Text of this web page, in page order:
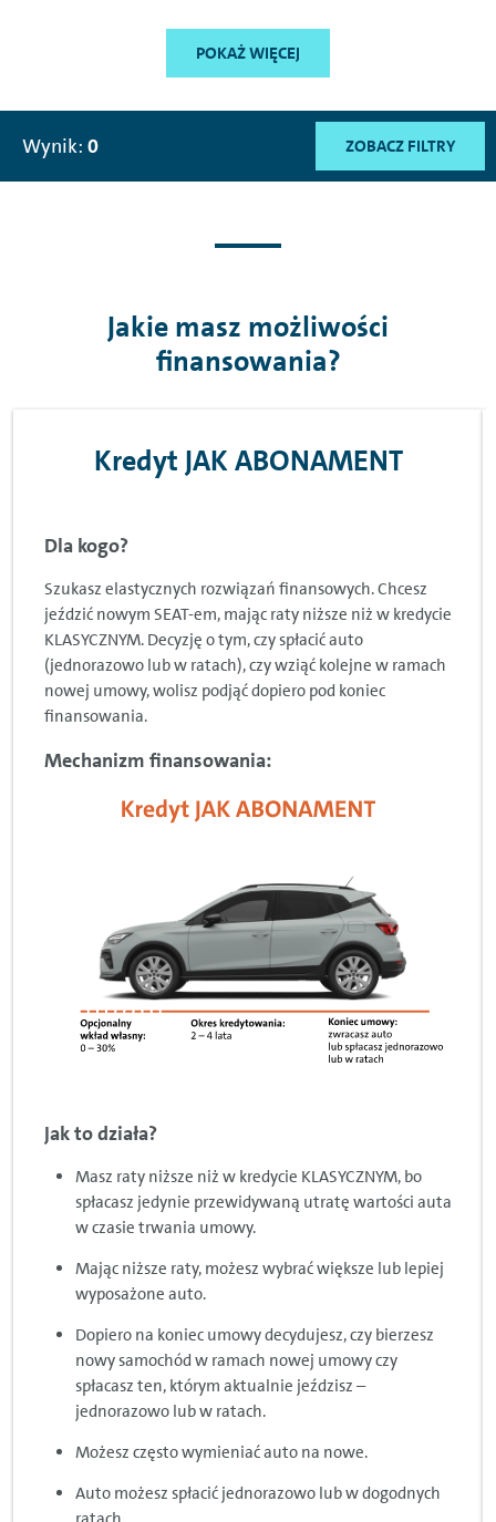
Wynik: 0 ZOBACZ FILTRY
POKAŻ WIĘCEJ
Jakie masz możliwości
finansowania?
Kredyt JAK ABONAMENT
Dla kogo?
Szukasz elastycznych rozwiązań finansowych. Chcesz
jeździć nowym SEAT-em, mając raty niższe niż w kredycie
KLASYCZNYM. Decyzję o tym, czy spłacić auto
(jednorazowo lub w ratach), czy wziąć kolejne w ramach
nowej umowy, wolisz podjąć dopiero pod koniec
finansowania.
Mechanizm finansowania:
Jak to działa?
Masz raty niższe niż w kredycie KLASYCZNYM, bo
spłacasz jedynie przewidywaną utratę wartości auta
w czasie trwania umowy.
Mając niższe raty, możesz wybrać większe lub lepiej
wyposażone auto.
Dopiero na koniec umowy decydujesz, czy bierzesz
nowy samochód w ramach nowej umowy czy
spłacasz ten, którym aktualnie jeździsz –
jednorazowo lub w ratach.
Możesz często wymieniać auto na nowe.
Auto możesz spłacić jednorazowo lub w dogodnych